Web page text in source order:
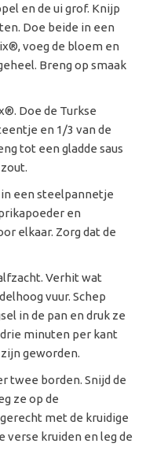
en de ui grof. Knijp
Doe beide in een
voeg de bloem en
Breng op smaak
®. Doe de Turkse
en 1/3 van de
tot een gladde saus
een steelpannetje
en
elkaar. Zorg dat de
Verhit wat
vuur. Schep
in de pan en druk ze
minuten per kant
geworden.
twee borden. Snijd de
ze op de
met de kruidige
verse kruiden en leg de